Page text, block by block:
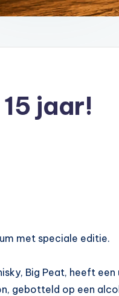
jaar!
met speciale editie.
Big Peat, heeft
gebotteld op een